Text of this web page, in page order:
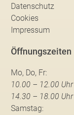
Datenschutz
Cookies
Impressum
Öffnungszeiten
Mo, Do, Fr:
10.00 – 12.00 Uhr
14.30 – 18.00 Uhr
Samstag: